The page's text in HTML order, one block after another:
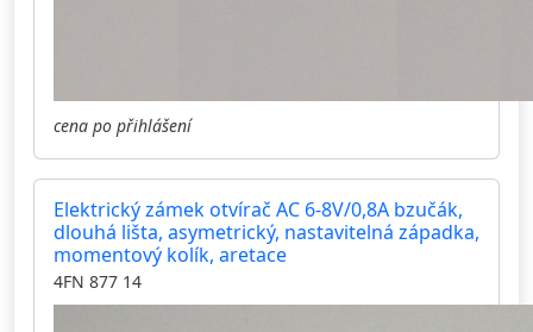
cena po přihlášení
Elektrický zámek otvírač AC 6-8V/0,8A bzučák,
dlouhá lišta, asymetrický, nastavitelná západka,
momentový kolík, aretace
4FN 877 14